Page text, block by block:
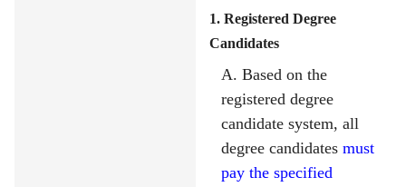
1. Registered Degree
Candidates
A. Based on the
registered degree
candidate system, all
degree candidates must
pay the specified